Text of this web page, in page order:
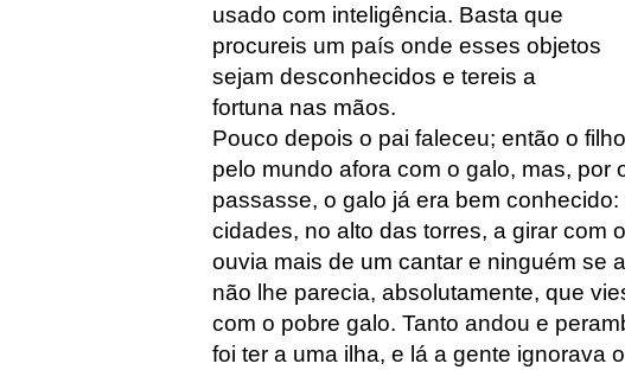
usado com inteligência. Basta que
procureis um país onde esses objetos
sejam desconhecidos e tereis a
fortuna nas mãos.
Pouco depois o pai faleceu; então o
pelo mundo afora com o galo, mas, por
passasse, o galo já era bem
cidades, no alto das torres, a girar com
ouvia mais de um cantar e ninguém se
não lhe parecia, absolutamente, que
com o pobre galo. Tanto andou e
foi ter a uma ilha, e lá a gente ignorava